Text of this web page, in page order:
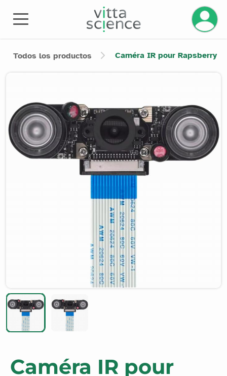
Todos los productos Caméra IR pour Rapsberry
Caméra IR pour